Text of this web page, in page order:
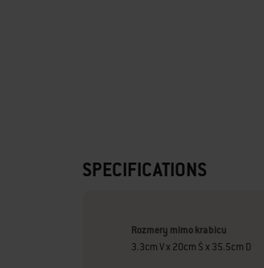
SPECIFICATIONS
Rozmery mimo krabicu
3.3cm V x 20cm Š x 35.5cm D